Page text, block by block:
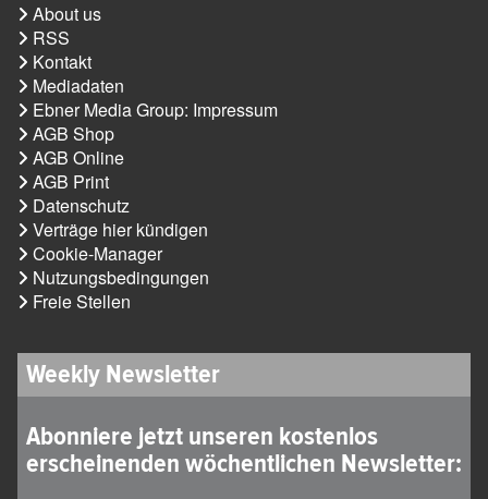
About us
RSS
Kontakt
Mediadaten
Ebner Media Group: Impressum
AGB Shop
AGB Online
AGB Print
Datenschutz
Verträge hier kündigen
Cookie-Manager
Nutzungsbedingungen
Freie Stellen
Weekly Newsletter
Abonniere jetzt unseren kostenlos
erscheinenden wöchentlichen Newsletter: